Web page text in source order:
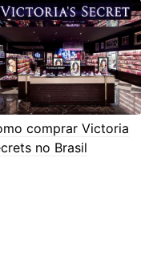
comprar Victoria
no Brasil